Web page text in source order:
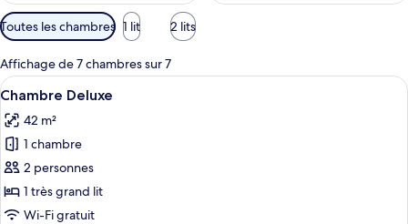
Filtres
disponibles
pour
les
chambres
Toutes les chambres 1 lit 2 lits
Affichage de 7 chambres sur 7
Afficher
toutes
les
photos
pour
ce
type
Une chambre d’hôtel avec un
2
Chambre Deluxe
42 m²
1 chambre
2 personnes
1 très grand lit
Wi-Fi gratuit